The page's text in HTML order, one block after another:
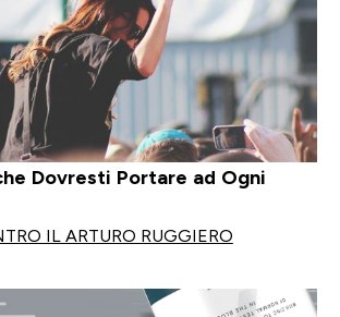
Dovresti Portare ad Ogni
IL ARTURO RUGGIERO